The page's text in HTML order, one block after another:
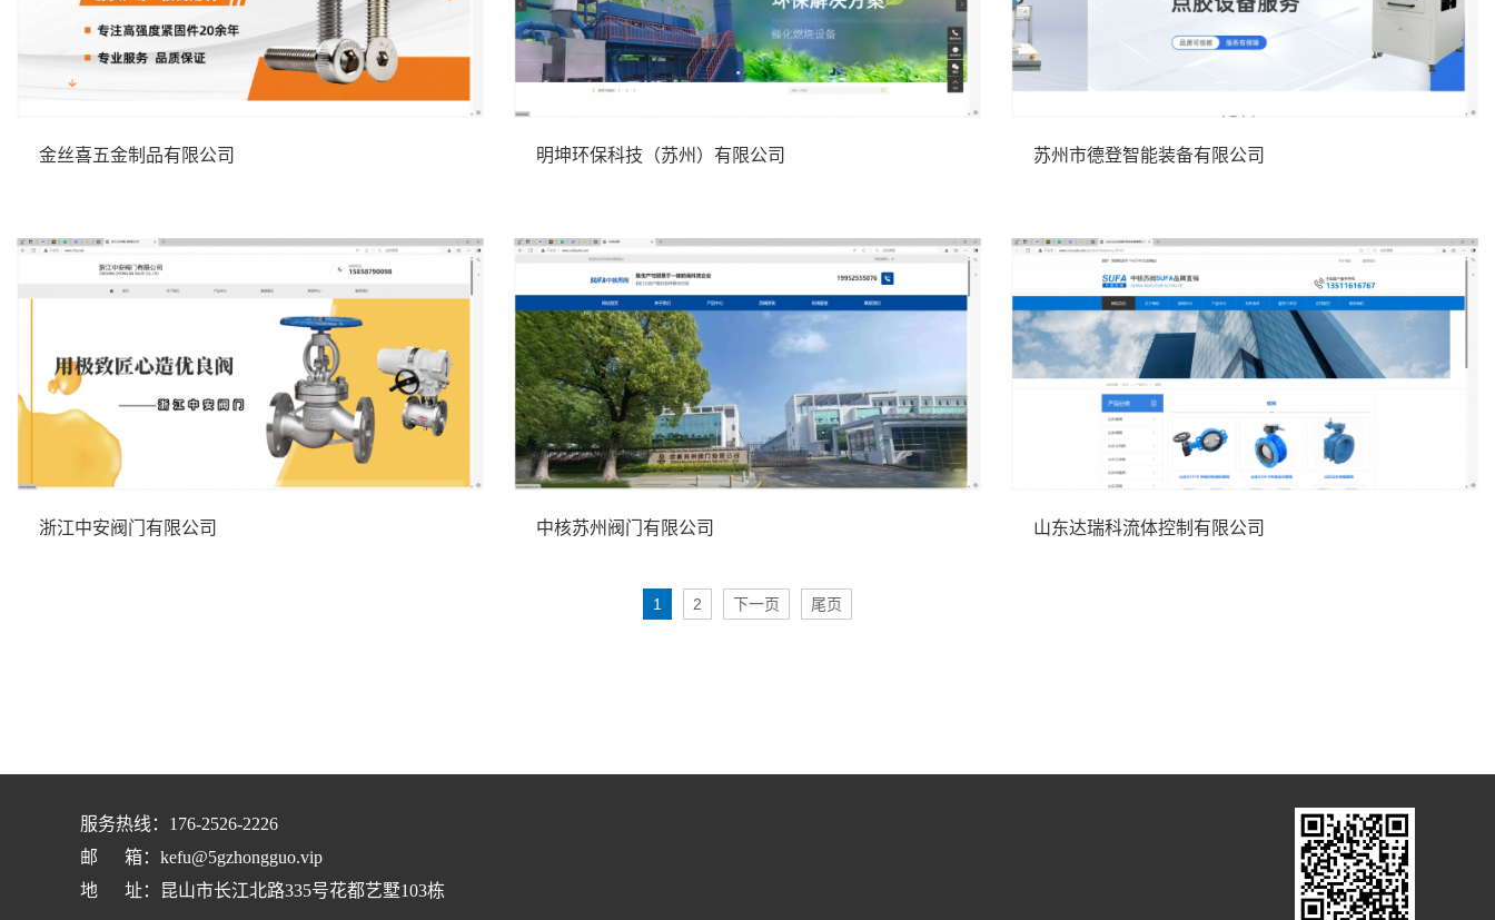
金丝喜五金制品有限公司 明坤环保科技（苏州）有限公司 苏州市德登智能装备有限公司
浙江中安阀门有限公司 中核苏州阀门有限公司 山东达瑞科流体控制有限公司
1 2 下一页 尾页
服务热线：176-2526-2226
邮 箱：kefu@5gzhongguo.vip
地 址：昆山市长江北路335号花都艺墅103栋